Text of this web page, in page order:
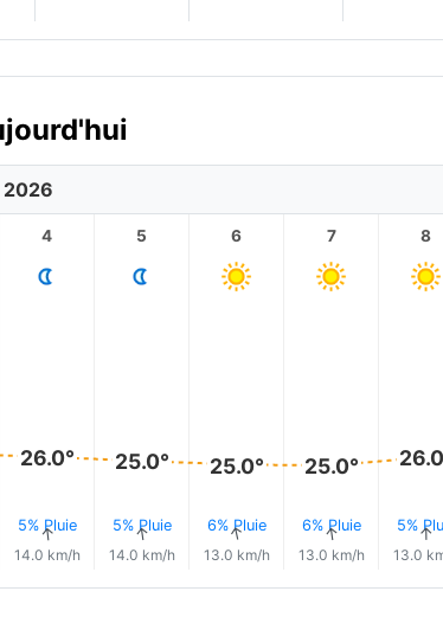
2026
4
26.0°
5% Pluie
↑
14.0 km/h
5
25.0°
5% Pluie
↑
14.0 km/h
6
25.0°
6% Pluie
↑
13.0 km/h
7
25.0°
6% Pluie
↑
13.0 km/h
8
5%↑
13.0